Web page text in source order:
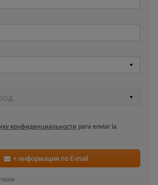
конфиденциальности para enviar la
+ информация по E-mail